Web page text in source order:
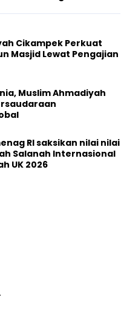
Cikampek Perkuat
Masjid Lewat Pengajian
Muslim Ahmadiyah
RI saksikan nilai nilai
Salanah Internasional
UK 2026